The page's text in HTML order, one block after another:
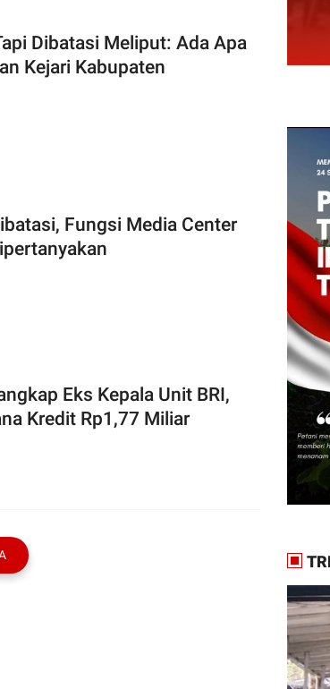
Dibatasi Meliput: Ada Apa
Kejari Kabupaten
Fungsi Media Center
Eks Kepala Unit BRI,
Kredit Rp1,77 Miliar